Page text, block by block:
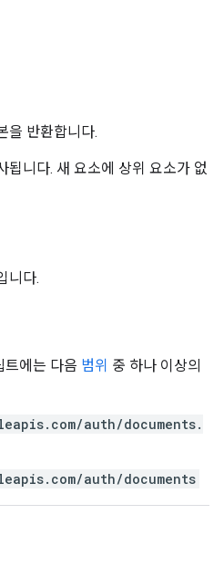
을 반환합니다.
됩니다. 새 요소에 상위 요소가 없
니다.
트에는 다음 범위 중 하나 이상의
auth/documents.
auth/documents